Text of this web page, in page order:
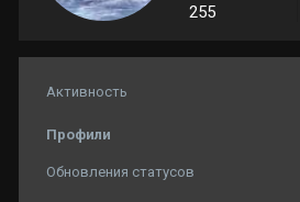
255
Активность
Профили
Обновления статусов